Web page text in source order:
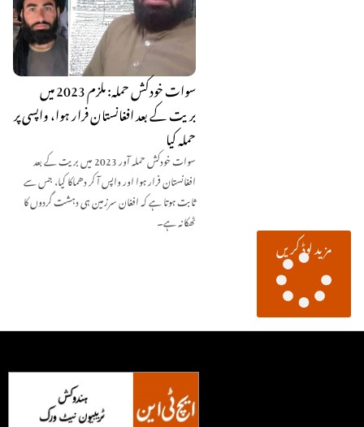
سوات خودکش حملہ: ملزم 2023 میں
بریت کے بعد افغانستان فرار ہوا، واپسی پر
حملہ کیا
سوات خودکش حملہ آور 2023 میں بریت کے بعد
افغانستان فرار ہوا اور واپس آ کر دھماکا کیا، جس سے
ثابت ہوتا ہے کہ افغان سرزمین ہی دہشت گردوں کا
ٹھکانہ ہے۔
مزید لوڈ کریں